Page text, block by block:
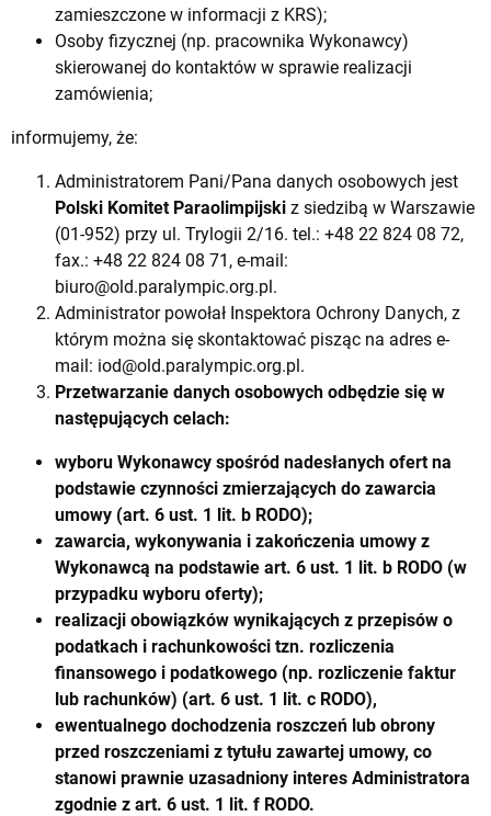
zamieszczone w informacji z KRS);
Osoby fizycznej (np. pracownika Wykonawcy)
skierowanej do kontaktów w sprawie realizacji
zamówienia;
informujemy, że:
Administratorem Pani/Pana danych osobowych jest
Polski Komitet Paraolimpijski z siedzibą w Warszawie
(01-952) przy ul. Trylogii 2/16. tel.: +48 22 824 08 72,
fax.: +48 22 824 08 71, e-mail:
biuro@old.paralympic.org.pl.
Administrator powołał Inspektora Ochrony Danych, z
którym można się skontaktować pisząc na adres e-
mail: iod@old.paralympic.org.pl.
Przetwarzanie danych osobowych odbędzie się w
następujących celach:
wyboru Wykonawcy spośród nadesłanych ofert na
podstawie czynności zmierzających do zawarcia
umowy (art. 6 ust. 1 lit. b RODO);
zawarcia, wykonywania i zakończenia umowy z
Wykonawcą na podstawie art. 6 ust. 1 lit. b RODO (w
przypadku wyboru oferty);
realizacji obowiązków wynikających z przepisów o
podatkach i rachunkowości tzn. rozliczenia
finansowego i podatkowego (np. rozliczenie faktur
lub rachunków) (art. 6 ust. 1 lit. c RODO),
ewentualnego dochodzenia roszczeń lub obrony
przed roszczeniami z tytułu zawartej umowy, co
stanowi prawnie uzasadniony interes Administratora
zgodnie z art. 6 ust. 1 lit. f RODO.